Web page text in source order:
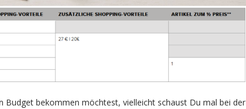
Budget bekommen möchtest, vielleicht schaust Du mal bei der